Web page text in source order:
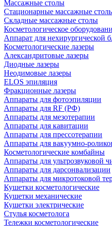
Массажные столы
Стационарные массажные
Складные массажные столы
Косметологическое
Аппарат для нехирургической
Косметологические лазеры
Александритовые лазеры
Диодные лазеры
Неодимовые лазеры
ELOS эпиляция
Фракционные лазеры
Аппараты для фотоэпиляции
Аппараты для RF (РФ)
Аппараты для мезотерапии
Аппараты для кавитации
Аппараты для прессотерапии
Аппараты для вакуумно-
Косметологические комбайны
Аппараты для ультрозвуковой
Аппараты для дарсонвализации
Аппараты для микротоковой
Кушетки косметологические
Кушетки механические
Кушетки электрические
Стулья косметолога
Тележки косметологические